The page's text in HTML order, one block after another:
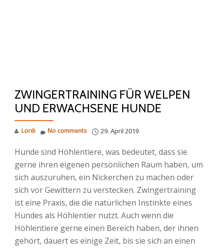
ZWINGERTRAINING FÜR WELPEN
UND ERWACHSENE HUNDE
Lordi 29. April 2019
No comments
Hunde sind Höhlentiere, was bedeutet, dass sie
gerne ihren eigenen persönlichen Raum haben, um
sich auszuruhen, ein Nickerchen zu machen oder
sich vor Gewittern zu verstecken. Zwingertraining
ist eine Praxis, die die natürlichen Instinkte eines
Hundes als Höhlentier nutzt. Auch wenn die
Höhlentiere gerne einen Bereich haben, der ihnen
gehört, dauert es einige Zeit, bis sie sich an einen